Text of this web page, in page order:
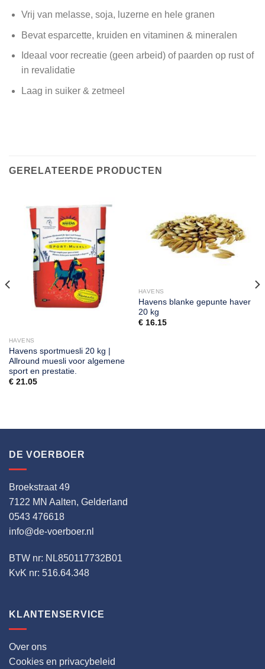
Vrij van melasse, soja, luzerne en hele granen
Bevat esparcette, kruiden en vitaminen & mineralen
Ideaal voor recreatie (geen arbeid) of paarden op rust of
in revalidatie
Laag in suiker & zetmeel
GERELATEERDE PRODUCTEN
HAVENS
Havens sportmuesli 20 kg |
Allround muesli voor algemene
sport en prestatie.
€21.05
HAVENS
Havens blanke gepunte haver
20 kg
€16.15
DE VOERBOER
Broekstraat 49
7122 MN Aalten, Gelderland
0543 476618
info@de-voerboer.nl
BTW nr: NL850117732B01
KvK nr: 516.64.348
KLANTENSERVICE
Over ons
Cookies en privacybeleid